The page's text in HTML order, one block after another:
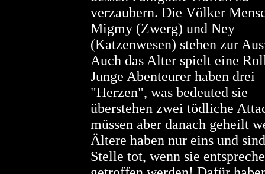
verzaubern. Die Völker
Migmy (Zwerg) und Ney
(Katzenwesen) stehen zur
Auch das Alter spielt eine
Junge Abenteurer haben drei
"Herzen", was bedeuted sie
überstehen zwei tödliche
müssen aber danach geheilt
Ältere haben nur eins und
Stelle tot, wenn sie